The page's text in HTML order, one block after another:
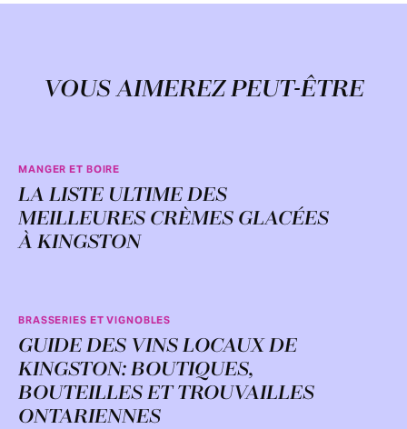
VOUS AIMEREZ PEUT-ÊTRE
MANGER ET BOIRE
LA LISTE ULTIME DES
MEILLEURES CRÈMES GLACÉES
À KINGSTON
BRASSERIES ET VIGNOBLES
GUIDE DES VINS LOCAUX DE
KINGSTON: BOUTIQUES,
BOUTEILLES ET TROUVAILLES
ONTARIENNES